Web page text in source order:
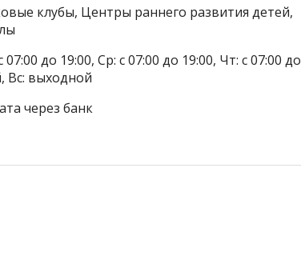
клубы, Центры раннего развития детей,
до 19:00, Ср: с 07:00 до 19:00, Чт: с 07:00 до
Вс: выходной
через банк